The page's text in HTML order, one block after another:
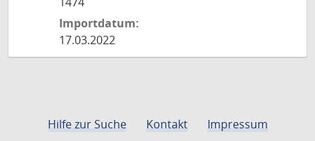
Importdatum:
17.03.2022
Hilfe zur Suche Kontakt
Impressum